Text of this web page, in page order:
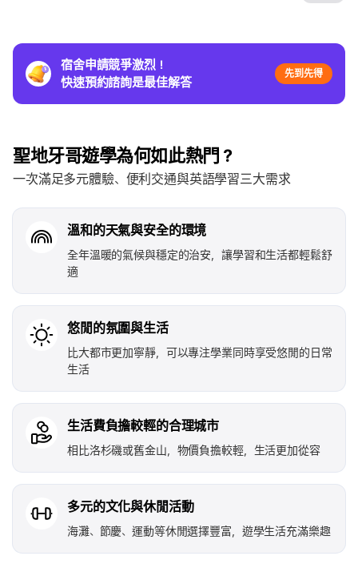
宿舍申請競爭激烈！
快速預約諮詢是最佳解答
先到先得
聖地牙哥遊學為何如此熱門？
一次滿足多元體驗、便利交通與英語學習三大需求
溫和的天氣與安全的環境
全年溫暖的氣候與穩定的治安，讓學習和生活都輕鬆舒
適
悠閒的氛圍與生活
比大都市更加寧靜，可以專注學業同時享受悠閒的日常
生活
生活費負擔較輕的合理城市
相比洛杉磯或舊金山，物價負擔較輕，生活更加從容
多元的文化與休閒活動
海灘、節慶、運動等休閒選擇豐富，遊學生活充滿樂趣